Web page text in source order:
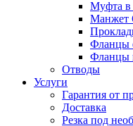
Муфта в
Манжет
Фланцы
Фланцы
Отводы
Услуги
Гарантия от
Доставка
Резка под